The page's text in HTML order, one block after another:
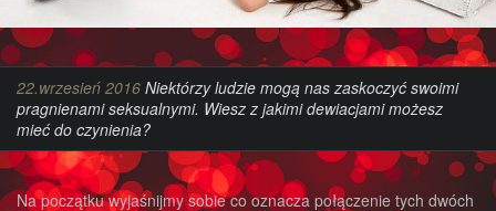
22.wrzesień 2016 Niektórzy ludzie mogą nas zaskoczyć swoimi
pragnienami seksualnymi. Wiesz z jakimi dewiacjami możesz
mieć do czynienia?
Na początku wyjaśnijmy sobie co oznacza połączenie tych dwóch